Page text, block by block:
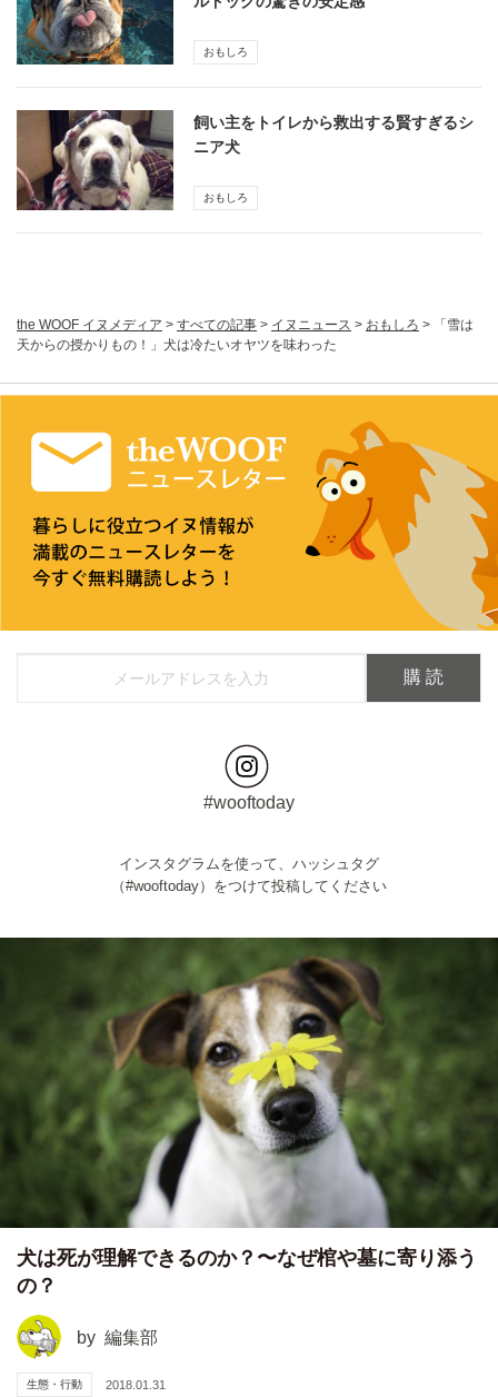
おもしろ
飼い主をトイレから救出する賢すぎるシ
ニア犬
おもしろ
the WOOF イヌメディア > すべての記事 > イヌニュース > おもしろ >
「雪は
天からの授かりもの！」犬は冷たいオヤツを味わった
#wooftoday
インスタグラムを使って、ハッシュタグ
（#wooftoday）をつけて投稿してください
犬は死が理解できるのか？〜なぜ棺や墓に寄り添う
の？
by 編集部
生態・行動 2018.01.31